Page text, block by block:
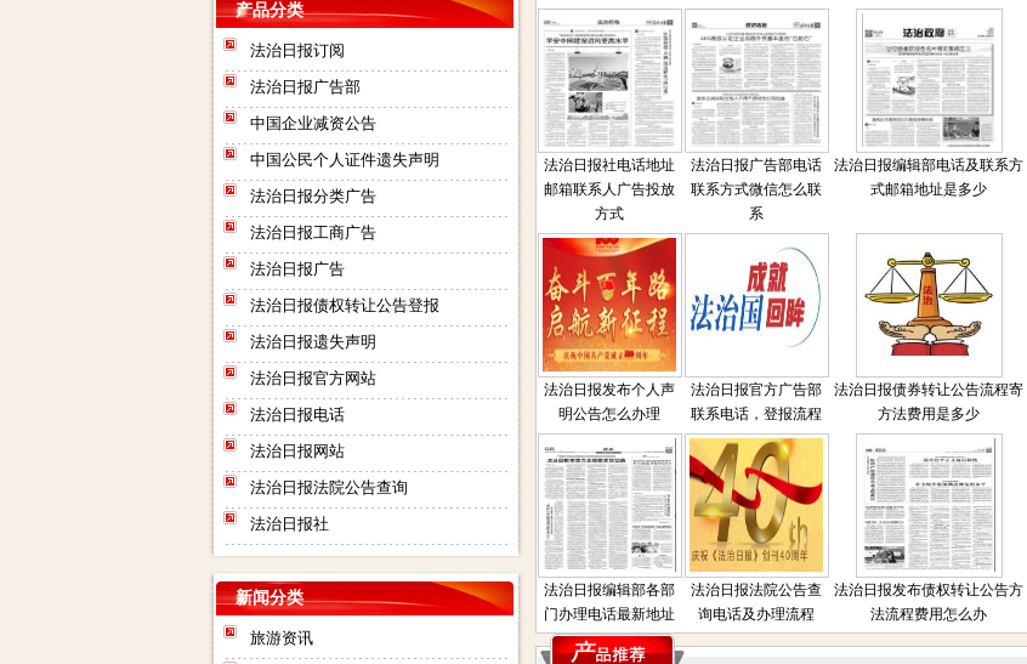
产品分类
法治日报订阅
法治日报广告部
中国企业减资公告
中国公民个人证件遗失声明
法治日报分类广告
法治日报工商广告
法治日报广告
法治日报债权转让公告登报
法治日报遗失声明
法治日报官方网站
法治日报电话
法治日报网站
法治日报法院公告查询
法治日报社
新闻分类
旅游资讯
法治日报社电话地址
邮箱联系人广告投放
方式
法治日报广告部电话
联系方式微信怎么联
系
法治日报编辑部电话及联系方
式邮箱地址是多少
法治日报发布个人声
明公告怎么办理
法治日报官方广告部
联系电话，登报流程
法治日报债券转让公告流程寄
方法费用是多少
法治日报编辑部各部
门办理电话最新地址
法治日报法院公告查
询电话及办理流程
法治日报发布债权转让公告方
法流程费用怎么办